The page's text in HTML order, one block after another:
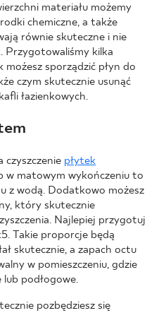
materiału możemy
chemiczne, a także
równie skuteczne i nie
Przygotowaliśmy kilka
sporządzić płyn do
czym skutecznie usunąć
łazienkowych.
czyszczenie płytek
w matowym wykończeniu to
z wodą. Dodatkowo możesz
który skutecznie
Najlepiej przygotuj
Takie proporcje będą
skutecznie, a zapach octu
w pomieszczeniu, gdzie
podłogowe.
pozbędziesz się